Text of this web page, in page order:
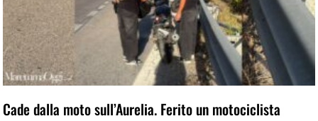
Cade dalla moto sull’Aurelia. Ferito un motociclista